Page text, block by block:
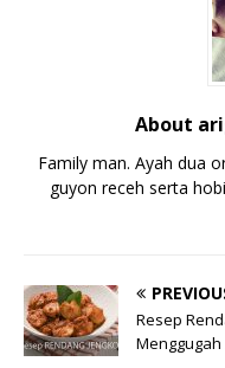
About
Family man. Ayah dua
guyon receh serta
Resep
Menggugah